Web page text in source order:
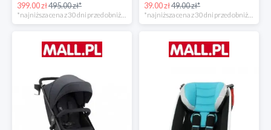
399.00 zł495.00 zł*
*najniższa cena z 30 dni przed obniżką
39.00 zł49.00 zł*
*najniższa cena z 30 dni przed obniżką